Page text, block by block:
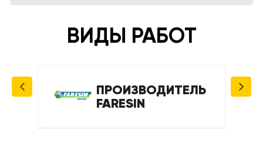
ВИДЫ РАБОТ
ПРОИЗВОДИТЕЛЬ
FARESIN